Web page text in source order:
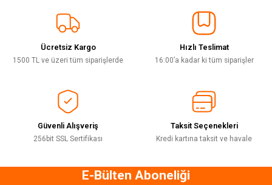
Ürün resmi kalitesiz, bozuk veya görüntülenemiyor.
Ürün açıklamasında eksik bilgiler bulunuyor.
Ürün bilgilerinde hatalar bulunuyor.
Bu ürüne benzer farklı alternatifler olmalı.
Gönder
Deneyimini Paylaş
Ücretsiz Kargo
1500 TL ve üzeri tüm siparişlerde
Hızlı Teslimat
16:00’a kadar ki tüm siparişler
Güvenli Alışveriş
256bit SSL Sertifikası
Taksit Seçenekleri
Kredi kartına taksit ve havale
E-Bülten Aboneliği